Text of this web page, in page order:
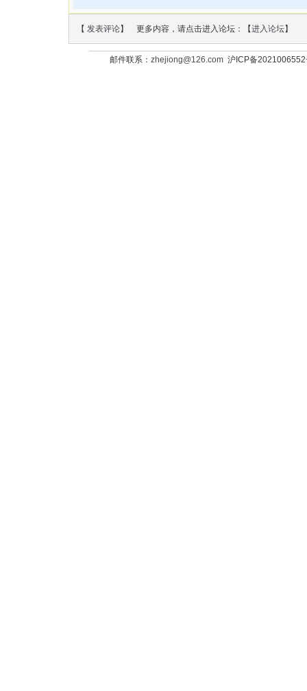
【 发表评论】 更多内容，请点击进入论坛：【进入论坛】
邮件联系： zhejiong@126.com沪ICP备